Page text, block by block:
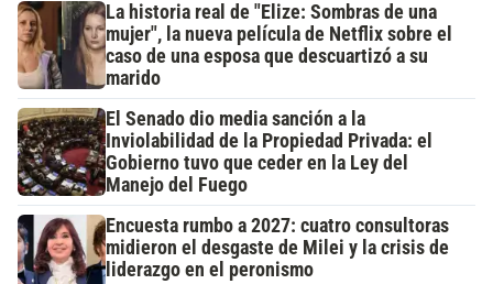
La historia real de "Elize: Sombras de una
mujer", la nueva película de Netflix sobre el
caso de una esposa que descuartizó a su
marido
El Senado dio media sanción a la
Inviolabilidad de la Propiedad Privada: el
Gobierno tuvo que ceder en la Ley del
Manejo del Fuego
Encuesta rumbo a 2027: cuatro consultoras
midieron el desgaste de Milei y la crisis de
liderazgo en el peronismo